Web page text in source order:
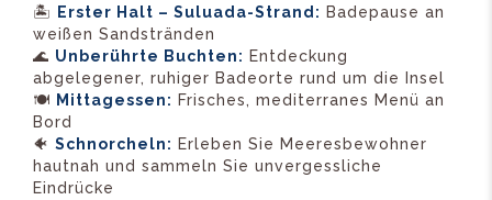
🏝️
Erster Halt – Suluada-Strand: Badepause an
weißen Sandstränden
🌊 Unberührte Buchten: Entdeckung
abgelegener, ruhiger Badeorte rund um die Insel
🍽️ Mittagessen: Frisches, mediterranes Menü an
Bord
🐠 Schnorcheln: Erleben Sie Meeresbewohner
hautnah und sammeln Sie unvergessliche
Eindrücke